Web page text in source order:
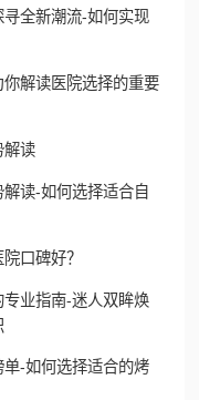
全新潮流-如何实现
解读医院选择的重要
解读
读-如何选择适合自
口碑好？
业指南-迷人双眸焕
-如何选择适合的烤